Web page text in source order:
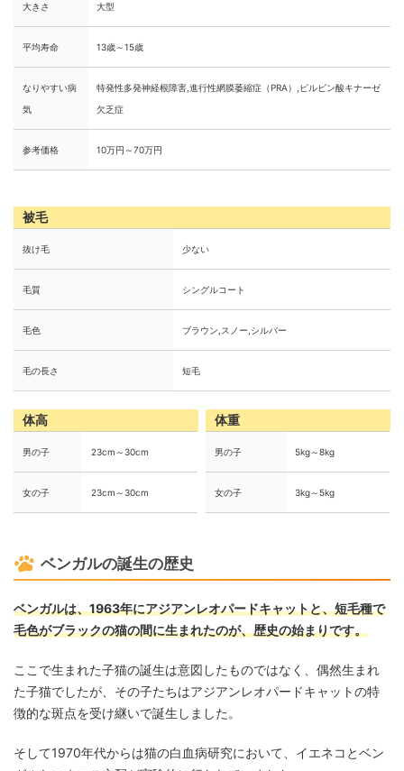
大きさ 大型
平均寿命 13歳～15歳
なりやすい病
気
特発性多発神経根障害,進行性網膜萎縮症（PRA）,ピルビン酸キナーゼ
欠乏症
参考価格 10万円～70万円
被毛
抜け毛 少ない
毛質 シングルコート
毛色 ブラウン,スノー,シルバー
毛の長さ 短毛
体高
男の子 23cm～30cm
女の子 23cm～30cm
体重
男の子 5kg～8kg
女の子 3kg～5kg
ベンガルの誕生の歴史
ベンガルは、1963年にアジアンレオパードキャットと、短毛種で
毛色がブラックの猫の間に生まれたのが、歴史の始まりです。
ここで生まれた子猫の誕生は意図したものではなく、偶然生まれ
た子猫でしたが、その子たちはアジアンレオパードキャットの特
徴的な斑点を受け継いで誕生しました。
そして1970年代からは猫の白血病研究において、イエネコとベン